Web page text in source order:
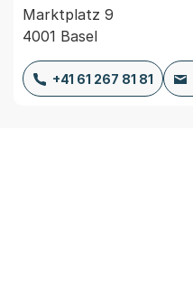
Marktplatz 9
4001 Basel
+41 61 267 81 81